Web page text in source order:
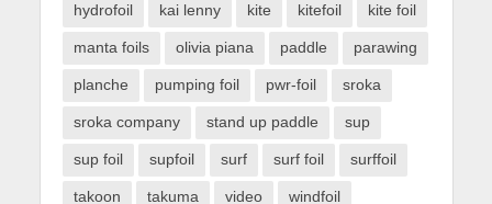
hydrofoil kai lenny kite kitefoil kite foil
manta foils olivia piana paddle parawing
planche pumping foil pwr-foil sroka
sroka company stand up paddle sup
sup foil supfoil surf surf foil surffoil
takoon takuma video windfoil